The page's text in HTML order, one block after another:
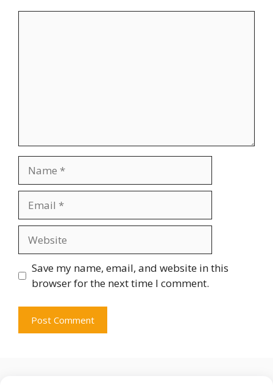
Save my name, email, and website in this
browser for the next time I comment.